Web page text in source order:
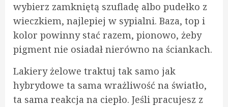
wybierz zamkniętą szufladę albo pudełko z
wieczkiem, najlepiej w sypialni. Baza, top i
kolor powinny stać razem, pionowo, żeby
pigment nie osiadał nierówno na ściankach.
Lakiery żelowe traktuj tak samo jak
hybrydowe ta sama wrażliwość na światło,
ta sama reakcja na ciepło. Jeśli pracujesz z